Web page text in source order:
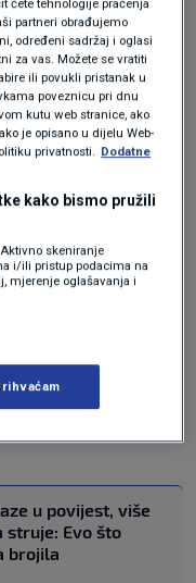
električne
i nižoj tarifi,
kilovasata od
tarifi
u noćnoj
u povijest, više
struje: Evo što
brojila
ćete tehnologije praćenja
partneri obrađujemo
određeni sadržaj i oglasi
za vas. Možete se vratiti
ili povukli pristanak u
poveznicu pri dnu
kutu web stranice, ako
je opisano u dijelu Web-
privatnosti. Dodatne
kako bismo pružili
skeniranje
i/ili pristup podacima na
mjerenje oglašavanja i